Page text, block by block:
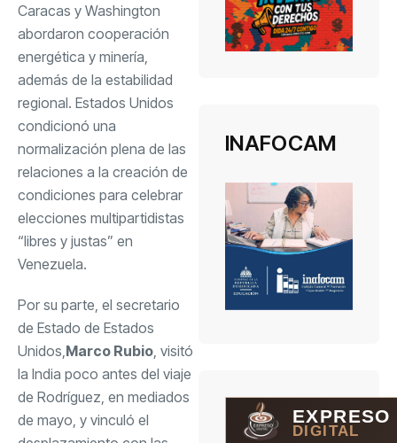
Caracas y Washington
abordaron cooperación
energética y minería,
además de la estabilidad
regional. Estados Unidos
condicionó una
normalización plena de las
relaciones a la creación de
condiciones para celebrar
elecciones multipartidistas
“libres y justas” en
Venezuela.
Por su parte, el secretario
de Estado de Estados
Unidos, Marco Rubio , visitó
la India poco antes del viaje
de Rodríguez, en mediados
de mayo, y vinculó el
INAFOCAM
EXPRESO
DIGITAL